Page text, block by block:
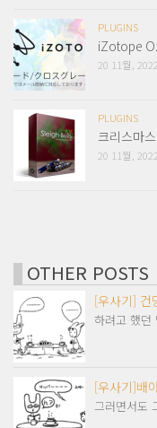
PLUGINS
iZotope
20 11월, 2022
PLUGINS
크리스마
20 11월, 2022
OTHER POSTS
[우사기] 건
하려고 했
[우사기]배
그러면서도